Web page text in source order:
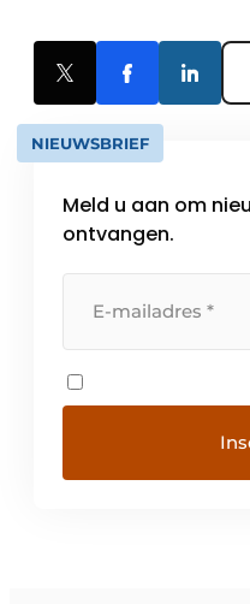
NIEUWSBRIEF
Meld u aan om
ontvangen.